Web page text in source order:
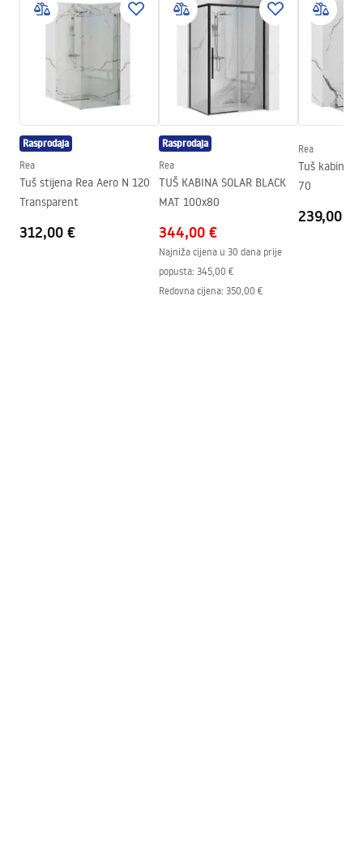
Način montaže
Nadžbukni
Podešavanje visine
NE
Min. visina
mm
Max. visina
mm
Da, pomična
Podešavanje tlaka
Da
Sustav Anti-Calc
Tehnologija premazivanja
PVD
Razmak priključaka
150 mm
24 mjeseca
Sigurnosne informacije
Safety_Information_Shower_set.pdf
Jamstveni uvjeti
Warranty_Terms_and_Conditions_Faucets_-_5.pdf
Upute za montažu
shower_set.pdf
Rasprodaja
Rea
Tuš stijena Rea Aero N 120
Transparent
312,00 €
Rasprodaja
Rea
TUŠ KABINA SOLAR BLACK
MAT 100x80
344,00 €
Najniža cijena u 30 dana prije
popusta: 345,00 €
Redovna cijena: 350,00 €
Rea
Tuš kabina
70
239,00 €